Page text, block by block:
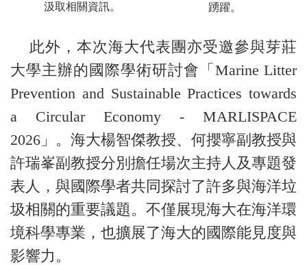
汲取相關資訊。
踴躍。
此外，本次海大代表團亦受邀參與芽莊
大學主辦的國際學術研討會「Marine Litter
Prevention and Sustainable Practices towards
a Circular Economy - MARLISPACE
2026」。海大楊智傑教授、何攖寧副教授與
許瑞峯副教授分別擔任場次主持人及專題發
表人，與國際學者共同探討了許多與海洋垃
圾相關的重要議題。不僅展現海大在海洋環
境科學專業，也擴展了海大的國際能見度與
影響力。